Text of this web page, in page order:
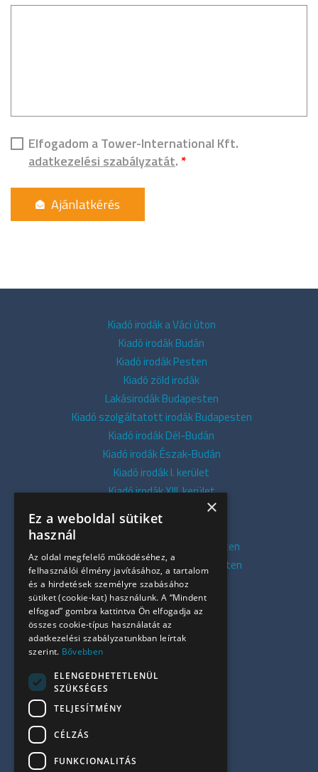
Elfogadom a Tower-International Kft.
adatkezelési szabályzatát. *
Kiadó irodák a Váci úton
Kiadó irodák Budán
Kiadó irodák Pesten
Kiadó zöld irodák
Lakásirodák Budapesten
Kiadó szolgáltatott irodák Budapesten
Kiadó irodák Dél-Budán
Kiadó irodák Észak-Budán
Kiadó irodák I. kerület
Kiadó irodák XIII. kerület
Kiadó irodák V. kerület
Kiadó irodák XI. kerület
Kiadó belvárosi irodák Budapesten
Kiadó presztízs irodák Budapesten
Kiadó azonnali irodák
Összes iroda
Szolgáltatásaink
Referenciák
Irodapiaci hírek
+36 30 949 9709
×
Ez a weboldal sütiket
használ
Az oldal megfelelő működéséhez, a
felhasználói élmény javításához, a tartalom
és a hirdetések személyre szabásához
sütiket (cookie-kat) használunk. A “Mindent
elfogad” gombra kattintva Ön elfogadja az
összes cookie-típus használatát az
adatkezelési szabályzatunkban leírtak
szerint. Bővebben
ELENGEDHETETLENÜL
SZÜKSÉGES
TELJESÍTMÉNY
CÉLZÁS
FUNKCIONALITÁS